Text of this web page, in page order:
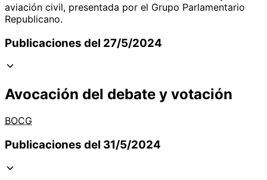
aviación civil, presentada por el Grupo Parlamentario
Republicano.
Publicaciones del 27/5/2024
Avocación del debate y votación
BOCG
Publicaciones del 31/5/2024